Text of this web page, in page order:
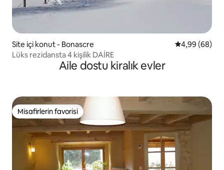
Site içi konut - Bonascre 5 üzerinden
4,99 (68)
Lüks rezidansta 4 kişilik DAİRE
Aile dostu kiralık evler
Misafirlerin favorisi
Misafirlerin favorisi